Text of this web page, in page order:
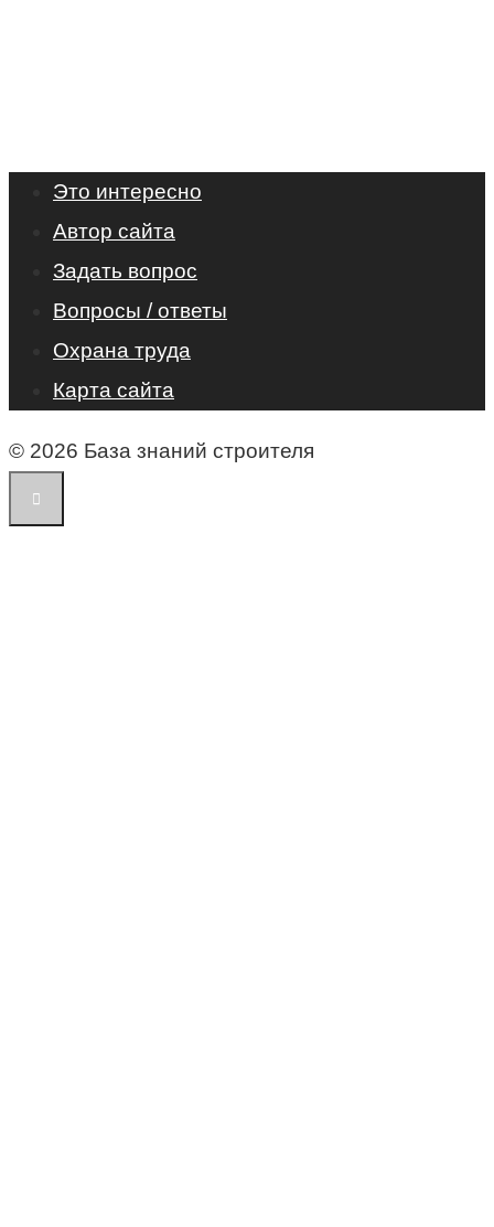
Это интересно
Автор сайта
Задать вопрос
Вопросы / ответы
Охрана труда
Карта сайта
© 2026 База знаний строителя